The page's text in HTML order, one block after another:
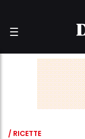
/ RICETTE